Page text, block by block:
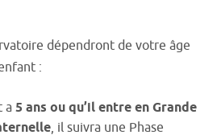
dépendront de votre âge
:
a 5 ans ou qu’il entre en Grande
, il suivra une Phase